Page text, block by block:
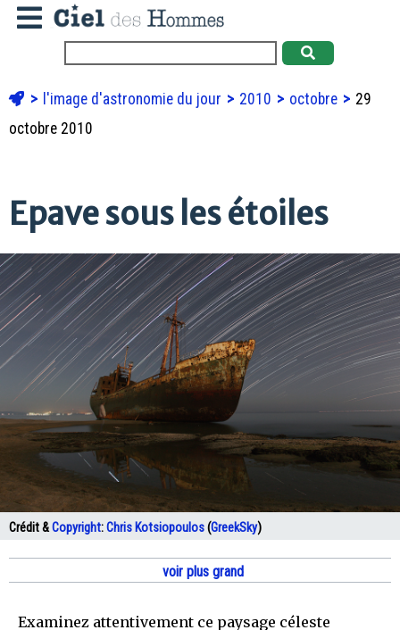
l'image d'astronomie du jour 2010 octobre
29
octobre 2010
Epave sous les étoiles
Crédit &Copyright:Chris Kotsiopoulos(GreekSky)
voir plus grand
Examinez attentivement ce paysage céleste